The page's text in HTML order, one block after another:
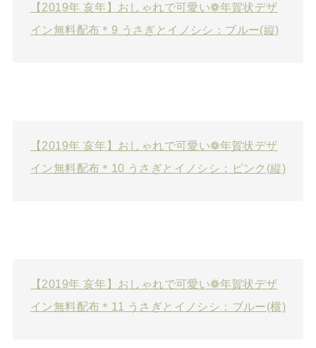
【2019年 亥年】おしゃれで可愛い❁年賀状デザ
イン無料配布＊9 うさぎとイノシシ：ブルー(縦)
【2019年 亥年】おしゃれで可愛い❁年賀状デザ
イン無料配布＊10 うさぎとイノシシ：ピンク(縦)
【2019年 亥年】おしゃれで可愛い❁年賀状デザ
イン無料配布＊11 うさぎとイノシシ：ブルー(横)